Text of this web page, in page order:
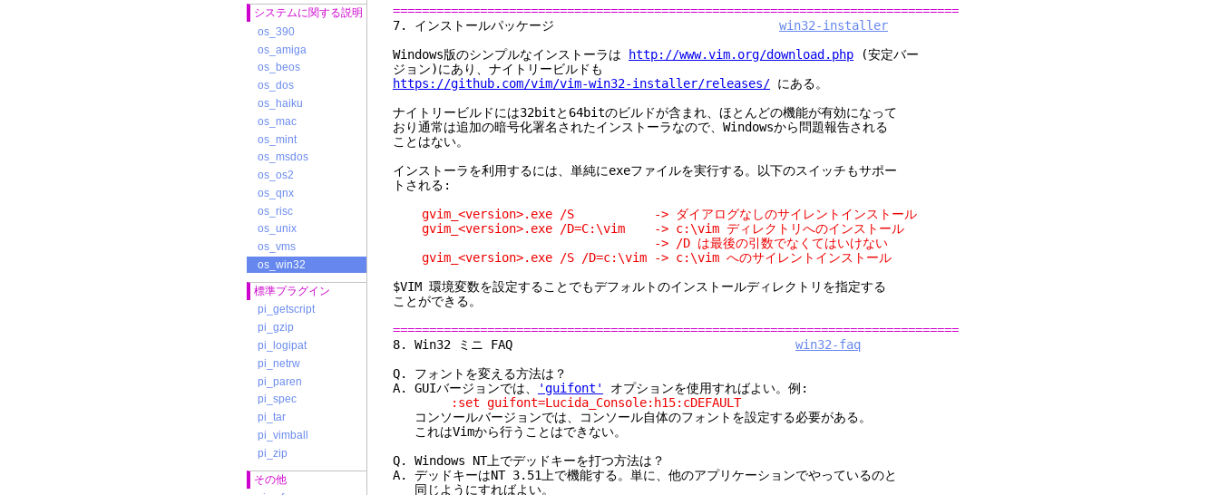
システムに関する説明
os_390
os_amiga
os_beos
os_dos
os_haiku
os_mac
os_mint
os_msdos
os_os2
os_qnx
os_risc
os_unix
os_vms
os_win32
標準プラグイン
pi_getscript
pi_gzip
pi_logipat
pi_netrw
pi_paren
pi_spec
pi_tar
pi_vimball
pi_zip
その他
==============================================================================
7. インストールパッケージ win32-installer
Windows版のシンプルなインストーラは
http://www.vim.org/download.php (安定バー
ジョン)にあり、ナイトリービルドも
https://github.com/vim/vim-win32-installer/releases/ にある。
ナイトリービルドには32bitと64bitのビルドが含まれ、ほとんどの機能が有効になって
おり通常は追加の暗号化署名されたインストーラなので、Windowsから問題報告される
ことはない。
インストーラを利用するには、単純にexeファイルを実行する。以下のスイッチもサポー
トされる:
gvim_<version>.exe /S -> ダイアログなしのサイレントインストール
gvim_<version>.exe /D=C:\vim -> c:\vim ディレクトリへのインストール
-> /D は最後の引数でなくてはいけない
gvim_<version>.exe /S /D=c:\vim -> c:\vim へのサイレントインストール
$VIM 環境変数を設定することでもデフォルトのインストールディレクトリを指定する
ことができる。
==============================================================================
8. Win32 ミニ FAQ win32-faq
Q. フォントを変える方法は？
A. GUIバージョンでは、
'guifont'
オプションを使用すればよい。例:
:set guifont=Lucida_Console:h15:cDEFAULT
コンソールバージョンでは、コンソール自体のフォントを設定する必要がある。
これはVimから行うことはできない。
Q. Windows NT上でデッドキーを打つ方法は？
A. デッドキーはNT 3.51上で機能する。単に、他のアプリケーションでやっているのと
同じようにすればよい。